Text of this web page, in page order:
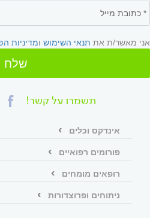
אני מאשר/ת את תנאי השימוש ומדיניות
שלח
תשמרו על קשר!
אינדקס וכלים
פורומים רפואיים
רופאים מומחים
ניתוחים ופרוצדורות